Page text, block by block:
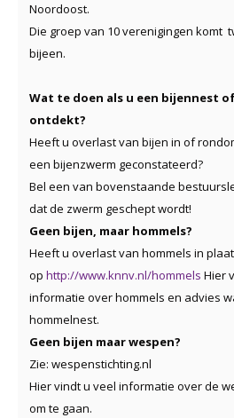
Noordoost.
Die groep van 10 verenigingen komt
bijeen.
Wat te doen als u een bijennest
ontdekt?
Heeft u overlast van bijen in of
een bijenzwerm geconstateerd?
Bel een van bovenstaande
dat de zwerm geschept wordt!
Geen bijen, maar hommels?
Heeft u overlast van hommels in
op http://www.knnv.nl/hommels Hier
informatie over hommels en advies
hommelnest.
Geen bijen maar wespen?
Zie: wespenstichting.nl
Hier vindt u veel informatie over de
om te gaan.